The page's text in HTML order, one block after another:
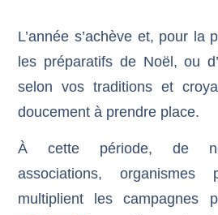
L’année s’achève et, pour la
les préparatifs de Noël, ou
selon vos traditions et
doucement à prendre place.
À cette période, de
associations,
multiplient les campagnes